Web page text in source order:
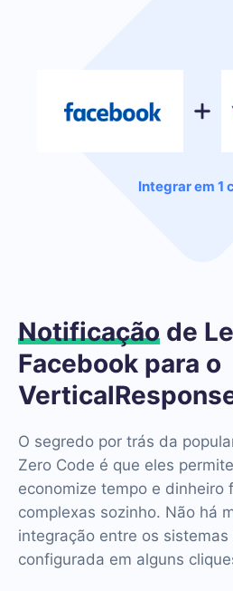
Integrar em 1
Notificação de
Facebook para o
O segredo por trás da
Zero Code é que eles
economize tempo e dinheiro
complexas sozinho. Não há
integração entre os
configurada em alguns